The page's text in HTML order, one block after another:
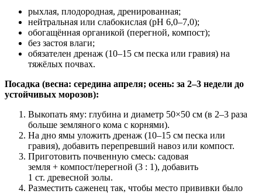
рыхлая, плодородная, дренированная;
нейтральная или слабокислая (pH 6,0–7,0);
обогащённая органикой (перегной, компост);
без застоя влаги;
обязателен дренаж (10–15 см песка или гравия) на
тяжёлых почвах.
Посадка (весна: середина апреля; осень: за 2–3 недели до
устойчивых морозов):
Выкопать яму: глубина и диаметр 50×50 см (в 2–3 раза
больше земляного кома с корнями).
На дно ямы уложить дренаж (10–15 см песка или
гравия), добавить перепревший навоз или компост.
Приготовить почвенную смесь: садовая
земля + компост/перегной (3 : 1), добавить
1 ст. древесной золы.
Разместить саженец так, чтобы место прививки было